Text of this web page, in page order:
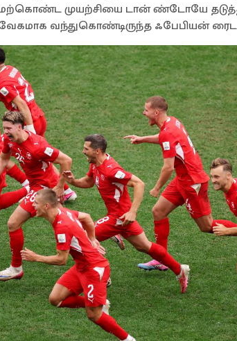
முயற்சியை டான் ண்டோயே
வந்துகொண்டிருந்த ஃபேபியன்